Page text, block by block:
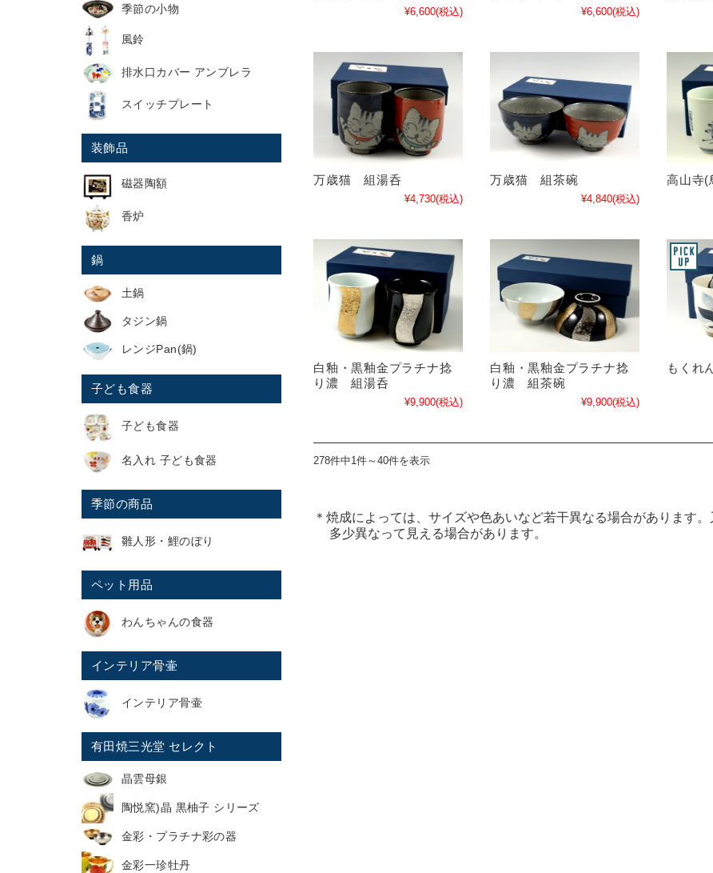
¥6,600(税込) ¥6,600(税込)
万歳猫 組湯呑
¥4,730(税込)
万歳猫 組茶碗
¥4,840(税込)
高山寺
白釉・黒釉金プラチナ捻
り濃 組湯呑
¥9,900(税込)
白釉・黒釉金プラチナ捻
り濃 組茶碗
¥9,900(税込)
もくれ
278件中1件～40件を表示
＊焼成によっては、サイズや色あいなど若干異なる場合があります
多少異なって見える場合があります。
季節の小物
風鈴
排水口カバー アンブレラ
スイッチプレート
装飾品
磁器陶額
香炉
鍋
土鍋
タジン鍋
レンジPan(鍋)
子ども食器
子ども食器
名入れ 子ども食器
季節の商品
雛人形・鯉のぼり
ペット用品
わんちゃんの食器
インテリア骨壷
インテリア骨壷
有田焼三光堂 セレクト
晶雲母銀
陶悦窯)晶 黒柚子 シリーズ
金彩・プラチナ彩の器
金彩一珍牡丹